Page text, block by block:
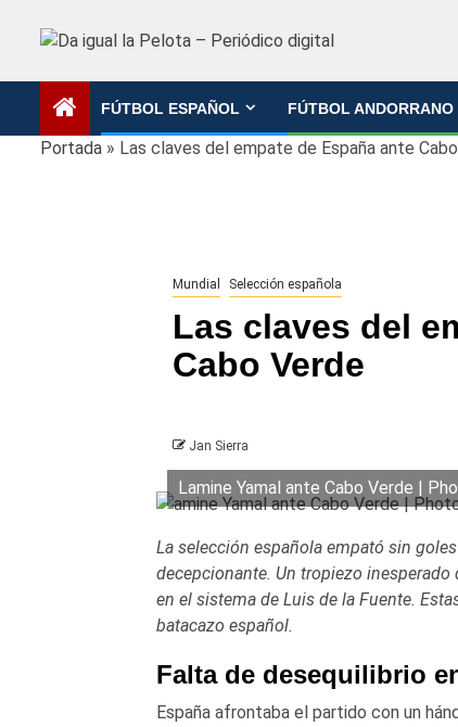
FÚTBOL ESPAÑOL FÚTBOL ANDORRANO
Portada » Las claves del empate de España ante
Mundial Selección española
Las claves del
Cabo Verde
Jan Sierra
Lamine Yamal ante Cabo Verde |
La selección española empató sin
decepcionante. Un tropiezo
en el sistema de Luis de la Fuente.
batacazo español.
Falta de desequilibrio
España afrontaba el partido con un